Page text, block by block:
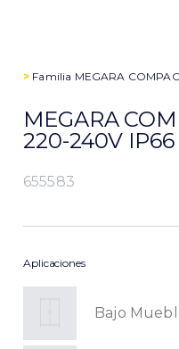
> Familia MEGARA
MEGARA
220-240V
655583
Aplicaciones
Bajo